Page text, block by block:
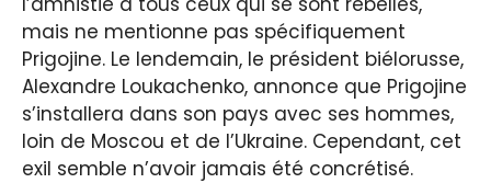
mais ne mentionne pas spécifiquement
Prigojine. Le lendemain, le président biélorusse,
Alexandre Loukachenko, annonce que Prigojine
s’installera dans son pays avec ses hommes,
loin de Moscou et de l’Ukraine. Cependant, cet
exil semble n’avoir jamais été concrétisé.